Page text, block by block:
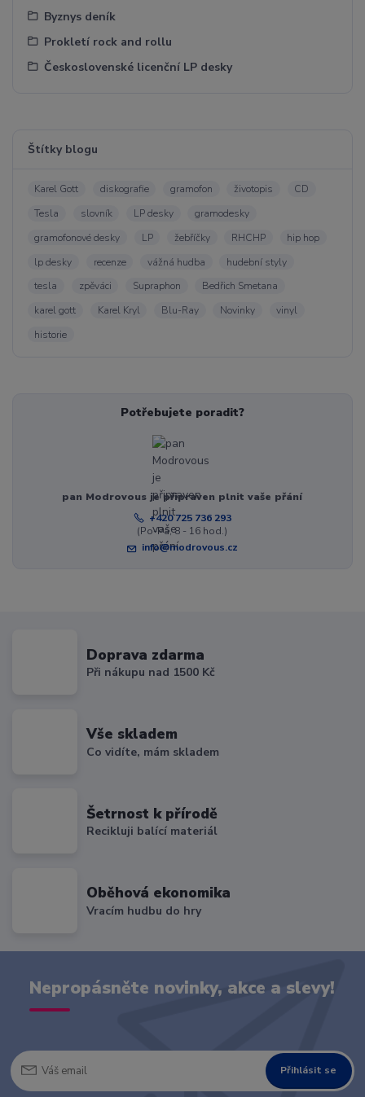
Byznys deník
Prokletí rock and rollu
Československé licenční LP desky
Štítky blogu
Karel Gott diskografie gramofon životopis
CD
Tesla
slovník LP desky
gramodesky
gramofonové desky
LP žebříčky RHCHP
hip hop
lp desky
recenze vážná hudba
hudební styly
tesla
zpěváci Supraphon
Bedřich Smetana
karel gott
Karel Kryl Blu-Ray Novinky
vinyl
historie
Potřebujete poradit?
pan Modrovous je připraven plnit vaše přání
+420 725 736 293
(Po-Pá, 8 - 16 hod.)
info@modrovous.cz
Doprava zdarma
Při nákupu nad 1500 Kč
Vše skladem
Co vidíte, mám skladem
Šetrnost k přírodě
Recikluji balící materiál
Oběhová ekonomika
Vracím hudbu do hry
Nepropásněte novinky, akce a slevy!
Přihlásit se